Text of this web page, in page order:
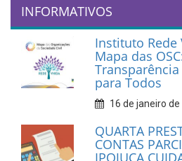
INFORMATIVOS
Instituto Rede
Mapa das
para Todos
16 de janeiro de
QUARTA
CONTAS
IPOJUCA